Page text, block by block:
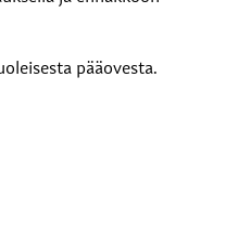
pääovesta.